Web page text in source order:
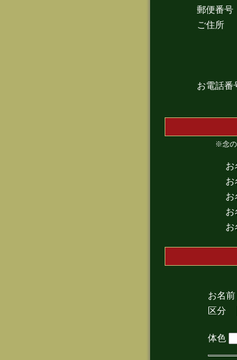
郵便番号
ご住所
お電話番
※念の
お
お
お
お
お
お名前
区分
(
体色